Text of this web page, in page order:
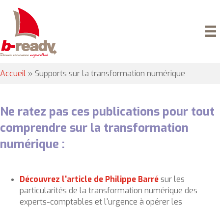
Accueil » Supports sur la transformation numérique
Ne ratez pas ces publications pour tout
comprendre sur la transformation
numérique :
Découvrez l'article de Philippe Barrésur les
particularités de la transformation numérique des
experts-comptables et l'urgence à opérer les